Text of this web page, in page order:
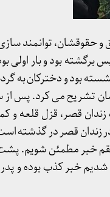
و حقوقشان، توانمند
بود و بار اولی
بود و دخترکان به
تشریح می کرد. پس از
قصر، قزل قلعه و
قصر در گذشته
خبر مطمئن شویم.
خبر کذب بوده و